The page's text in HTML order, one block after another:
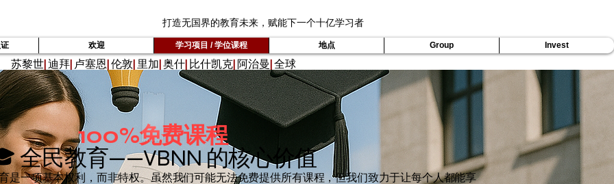
打造无国界的教育未来，赋能下一个十亿学习者
欢迎 学习项目 / 学位课程 地点 Group Invest
苏黎世 迪拜 卢塞恩 伦敦 里加 奥什 比什凯克 阿治曼 全球
100%免费课程
全民教育——VBNN 的核心价值
是一项基本权利，而非特权。虽然我们可能无法免费提供所有课程，但我们致力于让每个人都能享